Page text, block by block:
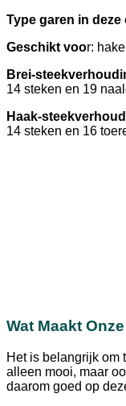
Type garen in deze
Geschikt voor:
Brei-
14 steken en 19
Haak-
14 steken en 16
Wat Maakt
Het is belangrijk om
alleen mooi, maar
daarom goed op